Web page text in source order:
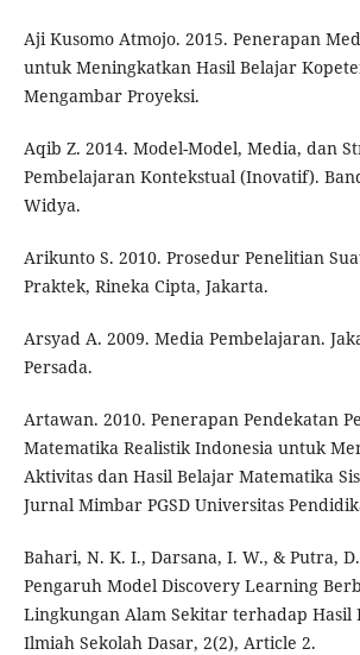
Aji Kusomo Atmojo. 2015. Penerapan
untuk Meningkatkan Hasil Belajar
Mengambar Proyeksi.
Aqib Z. 2014. Model-Model, Media, dan
Pembelajaran Kontekstual (Inovatif).
Widya.
Arikunto S. 2010. Prosedur Penelitian
Praktek, Rineka Cipta, Jakarta.
Arsyad A. 2009. Media Pembelajaran.
Persada.
Artawan. 2010. Penerapan Pendekatan
Matematika Realistik Indonesia untuk
Aktivitas dan Hasil Belajar Matematika
Jurnal Mimbar PGSD Universitas
Bahari, N. K. I., Darsana, I. W., & Putra,
Pengaruh Model Discovery Learning
Lingkungan Alam Sekitar terhadap Hasil
Ilmiah Sekolah Dasar, 2(2), Article 2.